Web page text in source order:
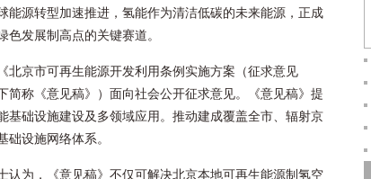
能源转型加速推进，氢能作为清洁低碳的未来能源，正成
色发展制高点的关键赛道。
北京市可再生能源开发利用条例实施方案（征求意见
简称《意见稿》）面向社会公开征求意见。《意见稿》提
基础设施建设及多领域应用。推动建成覆盖全市、辐射京
础设施网络体系。
认为，《意见稿》不仅可解决北京本地可再生能源制氢空